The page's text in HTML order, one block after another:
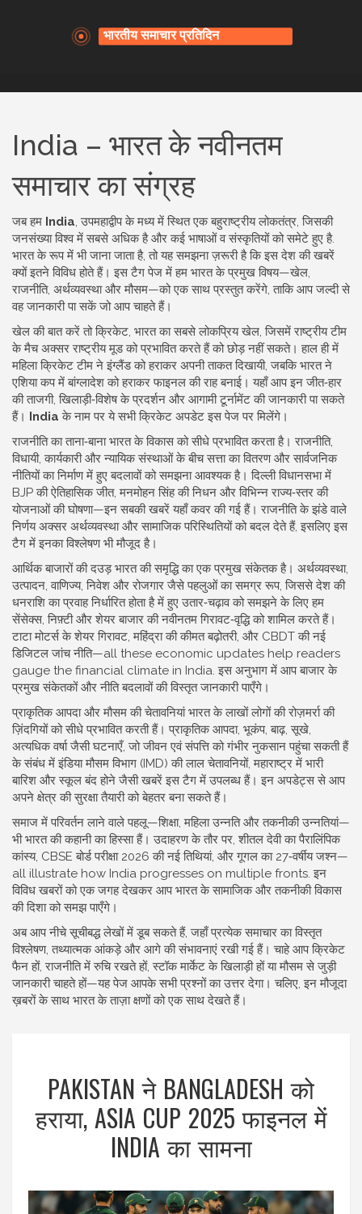
India – भारत के नवीनतम
समाचार का संग्रह
जब हम India,उपमहाद्वीप के मध्य में स्थित एक बहुराष्ट्रीय लोकतंत्र, जिसकी
जनसंख्या विश्व में सबसे अधिक है और कई भाषाओं व संस्कृतियों को समेटे हुए है.
भारतके रूप में भी जाना जाता है, तो यह समझना ज़रूरी है कि इस देश की खबरें
क्यों इतने विविध होते हैं। इस टैग पेज में हम भारत के प्रमुख विषय—खेल,
राजनीति, अर्थव्यवस्था और मौसम—को एक साथ प्रस्तुत करेंगे, ताकि आप जल्दी से
वह जानकारी पा सकें जो आप चाहते हैं।
खेल की बात करें तोक्रिकेट, भारत का सबसे लोकप्रिय खेल, जिसमें राष्ट्रीय टीम
के मैच अक्सर राष्ट्रीय मूड को प्रभावित करते हैंको छोड़ नहीं सकते। हाल ही में
महिला क्रिकेट टीम ने इंग्लैंड को हराकर अपनी ताकत दिखायी, जबकि भारत ने
एशिया कप में बांग्लादेश को हराकर फाइनल की राह बनाई। यहाँ आप इन जीत‑हार
की ताजगी, खिलाड़ी‑विशेष के प्रदर्शन और आगामी टूर्नामेंट की जानकारी पा सकते
हैं। India के नाम पर ये सभी क्रिकेट अपडेट इस पेज पर मिलेंगे।
राजनीति का ताना‑बाना भारत के विकास को सीधे प्रभावित करता है।राजनीति,
विधायी, कार्यकारी और न्यायिक संस्थाओं के बीच सत्ता का वितरण और सार्वजनिक
नीतियों का निर्माणमें हुए बदलावों को समझना आवश्यक है। दिल्ली विधानसभा में
BJP की ऐतिहासिक जीत, मनमोहन सिंह की निधन और विभिन्न राज्य‑स्तर की
योजनाओं की घोषणा—इन सबकी खबरें यहाँ कवर की गई हैं। राजनीति के झंडे वाले
निर्णय अक्सर अर्थव्यवस्था और सामाजिक परिस्थितियों को बदल देते हैं, इसलिए इस
टैग में इनका विश्लेषण भी मौजूद है।
आर्थिक बाजारों की दउड़ भारत की समृद्धि का एक प्रमुख संकेतक है। अर्थव्यवस्था,
उत्पादन, वाणिज्य, निवेश और रोजगार जैसे पहलुओं का समग्र रूप, जिससे देश की
धनराशि का प्रवाह निर्धारित होता हैमें हुए उतार‑चढ़ाव को समझने के लिए हम
सेंसेक्स, निफ़्टी और शेयर बाजार की नवीनतम गिरावट‑वृद्धि को शामिल करते हैं।
टाटा मोटर्स के शेयर गिरावट, महिंद्रा की कीमत बढ़ोतरी, और CBDT की नई
डिजिटल जांच नीति—all these economic updates help readers
gauge the financial climate in India. इस अनुभाग में आप बाजार के
प्रमुख संकेतकों और नीति बदलावों की विस्तृत जानकारी पाएँगे।
प्राकृतिक आपदा और मौसम की चेतावनियां भारत के लाखों लोगों की रोज़मर्रा की
ज़िंदगियों को सीधे प्रभावित करती हैं।प्राकृतिक आपदा, भूकंप, बाढ़, सूखे,
अत्यधिक वर्षा जैसी घटनाएँ, जो जीवन एवं संपत्ति को गंभीर नुकसान पहुंचा सकती हैं
के संबंध में इंडिया मौसम विभाग (IMD) की लाल चेतावनियों, महाराष्ट्र में भारी
बारिश और स्कूल बंद होने जैसी खबरें इस टैग में उपलब्ध हैं। इन अपडेट्स से आप
अपने क्षेत्र की सुरक्षा तैयारी को बेहतर बना सकते हैं।
समाज में परिवर्तन लाने वाले पहलू—शिक्षा, महिला उन्नति और तकनीकी उन्नतियां—
भी भारत की कहानी का हिस्सा हैं। उदाहरण के तौर पर, शीतल देवी का पैरालिंपिक
कांस्य, CBSE बोर्ड परीक्षा 2026 की नई तिथियां, और गूगल का 27‑वर्षीय जश्न—
all illustrate how India progresses on multiple fronts. इन
विविध खबरों को एक जगह देखकर आप भारत के सामाजिक और तकनीकी विकास
की दिशा को समझ पाएँगे।
अब आप नीचे सूचीबद्ध लेखों में डूब सकते हैं, जहाँ प्रत्येक समाचार का विस्तृत
विश्लेषण, तथ्यात्मक आंकड़े और आगे की संभावनाएं रखी गई हैं। चाहे आप क्रिकेट
फैन हों, राजनीति में रुचि रखते हों, स्टॉक मार्केट के खिलाड़ी हों या मौसम से जुड़ी
जानकारी चाहते हों—यह पेज आपके सभी प्रश्नों का उत्तर देगा। चलिए, इन मौजूदा
ख़बरों के साथ भारत के ताज़ा क्षणों को एक साथ देखते हैं।
PAKISTAN ने BANGLADESH को
हराया, ASIA CUP 2025 फाइनल में
INDIA का सामना